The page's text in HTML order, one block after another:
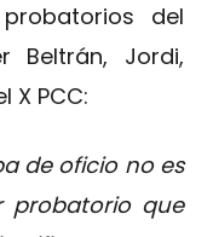
del
Beltrán, Jordi,
X PCC:
de oficio no es
probatorio que